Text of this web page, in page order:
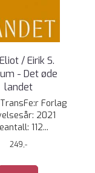
/ Eirik S.
- Det øde
landet
Forlag
2021
112...
249,-